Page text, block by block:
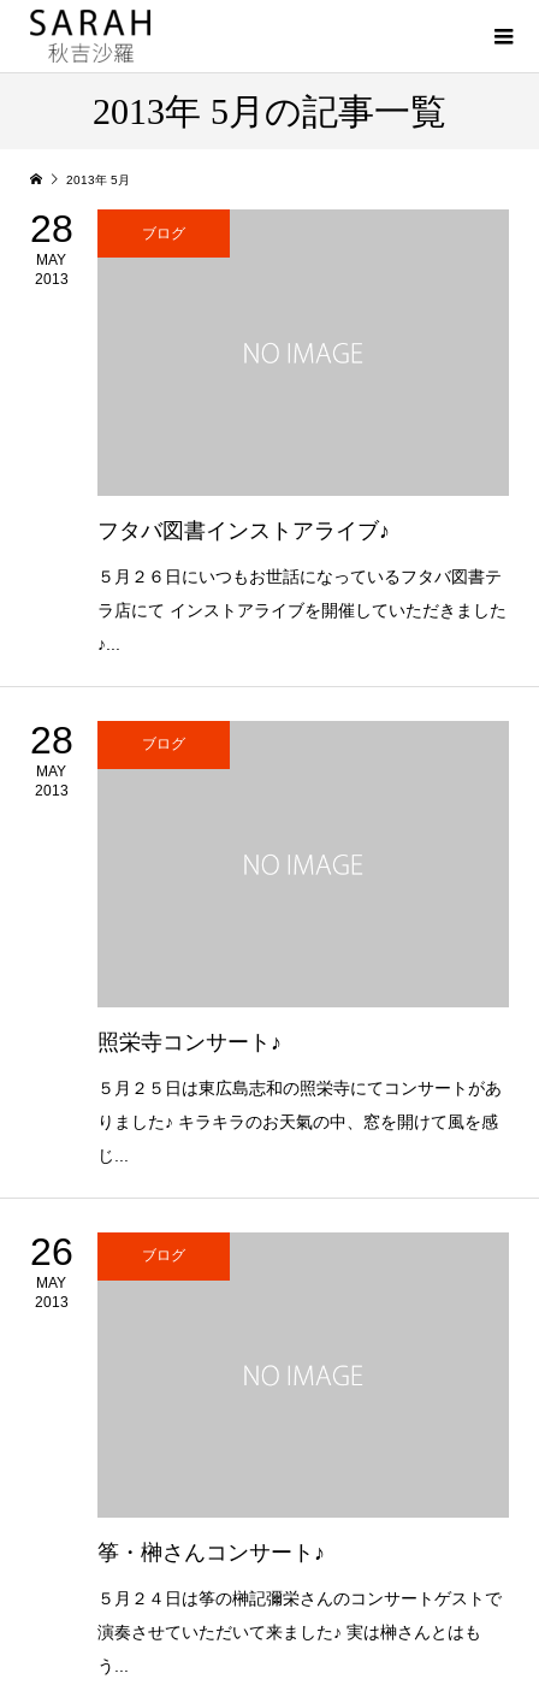
2013年 5月の記事一覧
2013年 5月
28
MAY
2013
ブログ
フタバ図書インストアライブ♪
５月２６日にいつもお世話になっているフタバ図書テ
ラ店にて インストアライブを開催していただきました
♪...
28
MAY
2013
ブログ
照栄寺コンサート♪
５月２５日は東広島志和の照栄寺にてコンサートがあ
りました♪ キラキラのお天氣の中、窓を開けて風を感
じ...
26
MAY
2013
ブログ
筝・榊さんコンサート♪
５月２４日は筝の榊記彌栄さんのコンサートゲストで
演奏させていただいて来ました♪ 実は榊さんとはも
う...